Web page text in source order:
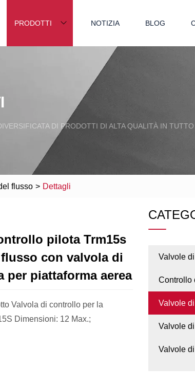
PRODOTTI NOTIZIA BLOG
DI PRODOTTI DI ALTA QUALITÀ IN TUTTO
flusso > Dettagli
pilota Trm15s
con valvola di
per piattaforma aerea
Valvola di controllo per la
Dimensioni: 12 Max.;
Valvole
Controllo
Valvole
Valvole
Valvole